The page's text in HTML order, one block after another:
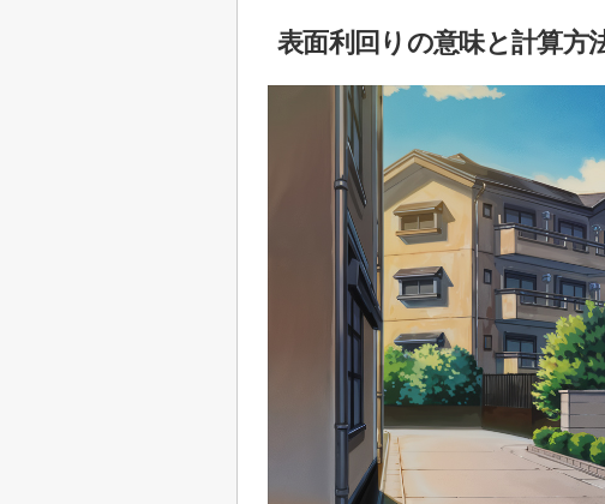
表面利回りの意味と計算方